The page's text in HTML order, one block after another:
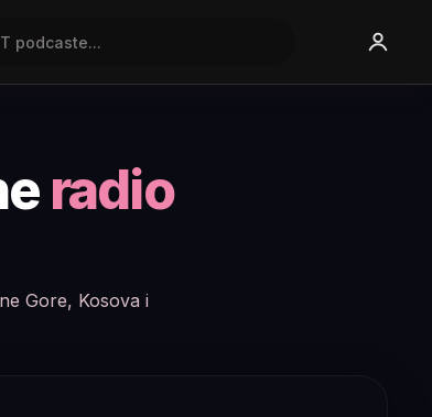
radio
Gore, Kosova i